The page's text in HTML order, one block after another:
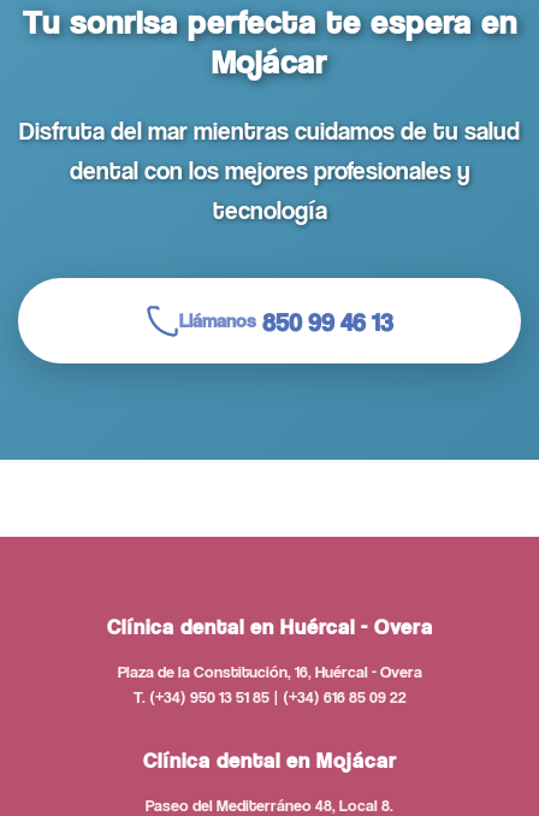
Tu sonrisa perfecta te espera en
Mojácar
Disfruta del mar mientras cuidamos de tu salud
dental con los mejores profesionales y
tecnología
Llámanos 850 99 46 13
Clínica dental en Huércal - Overa
Plaza de la Constitución, 16, Huércal - Overa
T. (+34) 950 13 51 85 | (+34) 616 85 09 22
Clínica dental en Mojácar
Paseo del Mediterráneo 48, Local 8.